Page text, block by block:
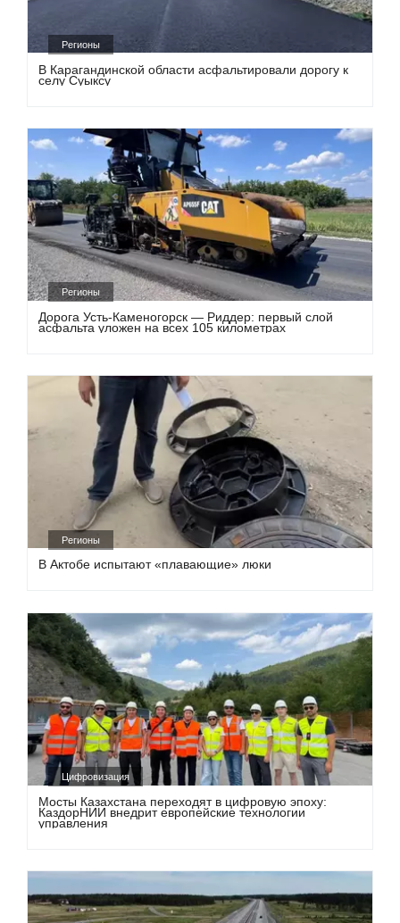
Регионы
В Карагандинской области асфальтировали дорогу к
селу Суыксу
Регионы
Дорога Усть-Каменогорск — Риддер: первый слой
асфальта уложен на всех 105 километрах
Регионы
В Актобе испытают «плавающие» люки
Цифровизация
Мосты Казахстана переходят в цифровую эпоху:
КаздорНИИ внедрит европейские технологии
управления